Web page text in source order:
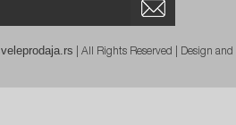
| All Rights Reserved | Design